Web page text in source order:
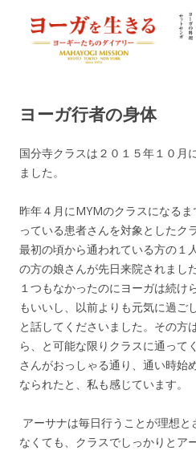
ヨーガを生き
ヨーガ行者の身体
国分寺クラスは２０１５年１０月
ました。
昨年４月にMYMのクラスになる
っている患者さんを対象としたク
最初の頃から通われている方の１人
の方の娘さんが先日来院されまし
１つもなかったのにヨーガは続け
もいいし、以前よりも元気に過ご
と話してくださいました。その方
ら、と可能な限りクラスに通って
さんがおっしゃる通り、通い時始
なられたと、私も感じています。
アーサナは毎日行うことが理想
なくても、クラスでしっかりとア